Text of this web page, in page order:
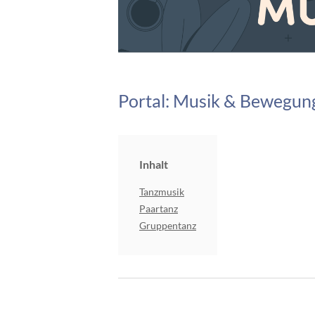
Portal: Musik &
Inhalt
Tanzmusik
Paartanz
Gruppentanz